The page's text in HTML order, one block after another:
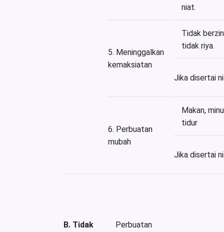
niat.
5. Meninggalkan
kemaksiatan
Tidak
tidak riya.
Jika disertai
6. Perbuatan
mubah
Makan,
tidur
Jika disertai
B. Tidak
Perbuatan